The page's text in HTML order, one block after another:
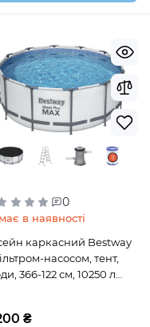
0
в наявності
каркасний Bestway
насосом, тент,
366-122 см, 10250 л
₴